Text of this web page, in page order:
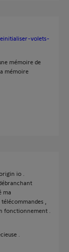
volets-
mémoire de
mémoire
io .
ma
,
fonctionnement .
.